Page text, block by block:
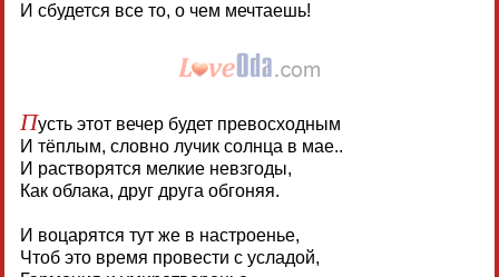
И сбудется все то, о чем мечтаешь!
Пусть этот вечер будет превосходным
И тёплым, словно лучик солнца в мае..
И растворятся мелкие невзгоды,
Как облака, друг друга обгоняя.
И воцарятся тут же в настроенье,
Чтоб это время провести с усладой,